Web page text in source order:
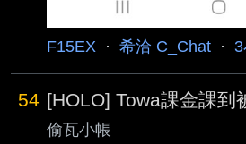
F15EX · 希洽 C_Chat ·
54 [HOLO] Towa課金課到
偷瓦小帳